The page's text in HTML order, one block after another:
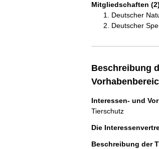
Mitgliedschaften
Deutscher
Deutscher
Beschreibung
Interessen- und
Tierschutz
Die
Beschreibung der